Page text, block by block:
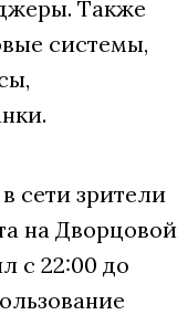
Также
системы,
сети зрители
на Дворцовой
с 22:00 до